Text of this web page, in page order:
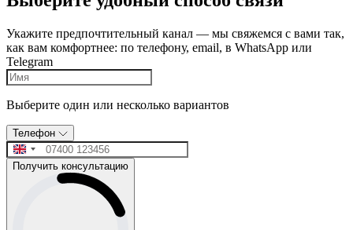
Укажите предпочтительный канал — мы свяжемся с вами так,
как вам комфортнее: по телефону, email, в WhatsApp или
Telegram
Выберите один или несколько вариантов
Телефон
Получить консультацию